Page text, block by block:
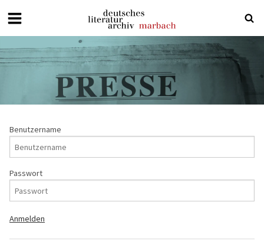
Deutsches
Literaturarchiv
Marbach
Benutzername
Passwort